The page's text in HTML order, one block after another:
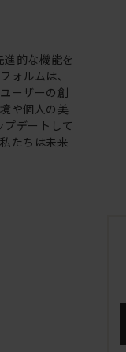
的な機能を
ォルムは、
ーザーの創
や個人の美
デートして
たちは未来